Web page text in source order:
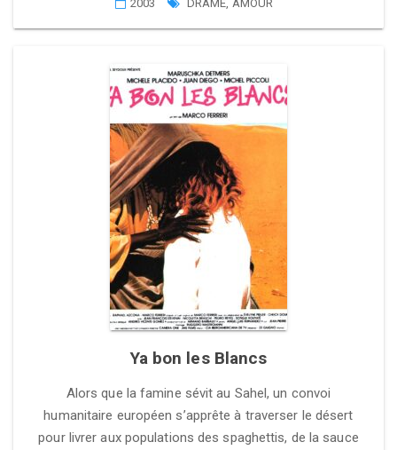
2003 DRAME, AMOUR
Ya bon les Blancs
Alors que la famine sévit au Sahel, un convoi
humanitaire européen s’apprête à traverser le désert
pour livrer aux populations des spaghettis, de la sauce